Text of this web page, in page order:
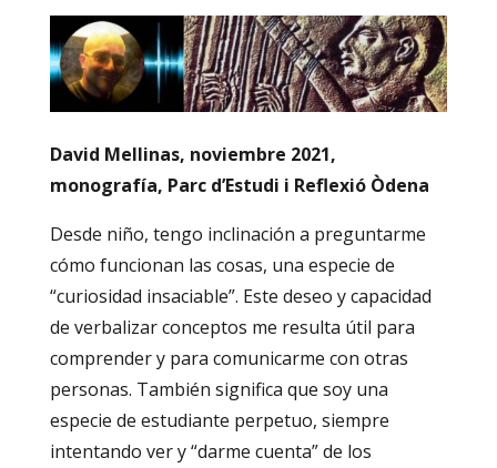
David Mellinas, noviembre 2021,
monografía, Parc d’Estudi i Reflexió Òdena
Desde niño, tengo inclinación a preguntarme
cómo funcionan las cosas, una especie de
“curiosidad insaciable”. Este deseo y capacidad
de verbalizar conceptos me resulta útil para
comprender y para comunicarme con otras
personas. También significa que soy una
especie de estudiante perpetuo, siempre
intentando ver y “darme cuenta” de los